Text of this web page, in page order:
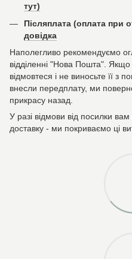
тут)
Післяплата (оплата при
довідка
Наполегливо рекомендуємо
відділенні "Нова Пошта". Якщо
відмовтеся і не виносьте її з
внесли передплату, ми
прикрасу назад.
У разі відмови від посилки
доставку - ми покриваємо ці